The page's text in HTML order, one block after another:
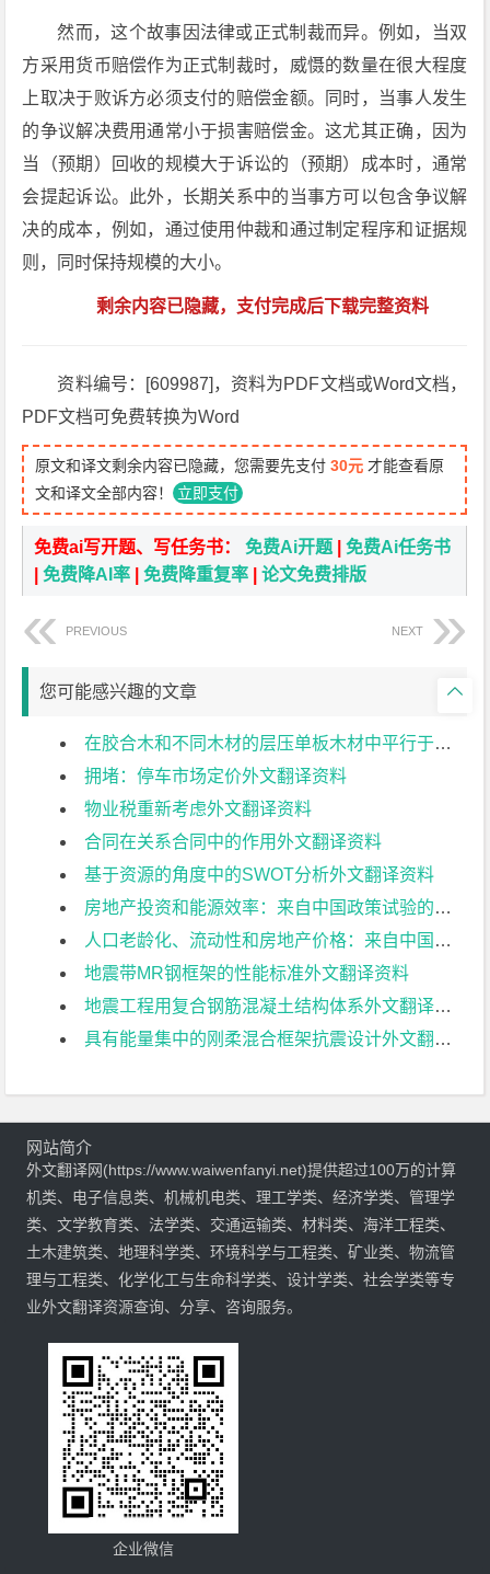
然而，这个故事因法律或正式制裁而异。例如，当双
方采用货币赔偿作为正式制裁时，威慑的数量在很大程度
上取决于败诉方必须支付的赔偿金额。同时，当事人发生
的争议解决费用通常小于损害赔偿金。这尤其正确，因为
当（预期）回收的规模大于诉讼的（预期）成本时，通常
会提起诉讼。此外，长期关系中的当事方可以包含争议解
决的成本，例如，通过使用仲裁和通过制定程序和证据规
则，同时保持规模的大小。
剩余内容已隐藏，支付完成后下载完整资料
资料编号：[609987]，资料为PDF文档或Word文档，
PDF文档可免费转换为Word
原文和译文剩余内容已隐藏，您需要先支付30元 才能查看原
文和译文全部内容！ 立即支付
免费ai写开题、写任务书：免费Ai开题|免费Ai任务书
|免费降AI率 |免费降重复率 |论文免费排版
PREVIOUS NEXT
您可能感兴趣的文章
在胶合木和不同木材的层压单板木材中平行于颗粒的胶合公制螺纹杆的拉压试验外文翻译资料
拥堵：停车市场定价外文翻译资料
物业税重新考虑外文翻译资料
合同在关系合同中的作用外文翻译资料
基于资源的角度中的SWOT分析外文翻译资料
房地产投资和能源效率：来自中国政策试验的证据外文翻译资料
人口老龄化、流动性和房地产价格：来自中国城市的证据外文翻译资料
地震带MR钢框架的性能标准外文翻译资料
地震工程用复合钢筋混凝土结构体系外文翻译资料
具有能量集中的刚柔混合框架抗震设计外文翻译资料

网站简介
外文翻译网(https://www.waiwenfanyi.net)提供超过100万的计算
机类、电子信息类、机械机电类、理工学类、经济学类、管理学
类、文学教育类、法学类、交通运输类、材料类、海洋工程类、
土木建筑类、地理科学类、环境科学与工程类、矿业类、物流管
理与工程类、化学化工与生命科学类、设计学类、社会学类等专
业外文翻译资源查询、分享、咨询服务。
企业微信